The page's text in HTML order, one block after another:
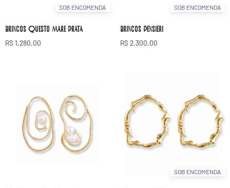
SOB ENCOMENDA
Brincos Questo Mare Prata
R$ 1.280,00
SOB ENCOMENDA
Brincos Pensieri
R$ 2.300,00
SOB ENCOMENDA